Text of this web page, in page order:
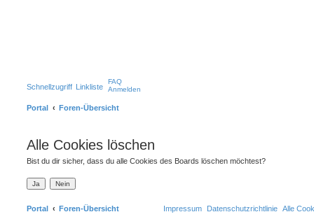
Schnellzugriff Linkliste
FAQ
Anmelden
Portal Foren-Übersicht
Alle Cookies löschen
Bist du dir sicher, dass du alle Cookies des Boards löschen möchtest?
Portal Foren-Übersicht Alle
Datenschutzrichtlinie
Impressum